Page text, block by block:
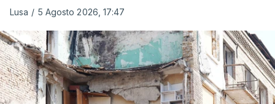
danificados. Todas as vítimas receberão
locais também pode haver destroços de drones" .
Yevrayev acrescentou que devido ao ataque a
circulação na autoestrada para Moscovo foi
Lusa / 5 Agosto 2026, 17:47